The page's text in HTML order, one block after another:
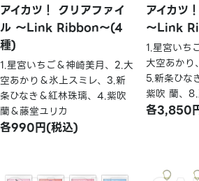
アイカツ！ クリアファイ
ル ～Link Ribbon～(4
種)
1.星宮いちご＆神崎美月、2.大
空あかり＆氷上スミレ、3.新
条ひなき＆紅林珠璃、4.紫吹
蘭＆藤堂ユリカ
各990円(税込)
アイカツ
～Link
1.星宮いち
大空あかり
5.新条ひな
紫吹 蘭、
各3,850